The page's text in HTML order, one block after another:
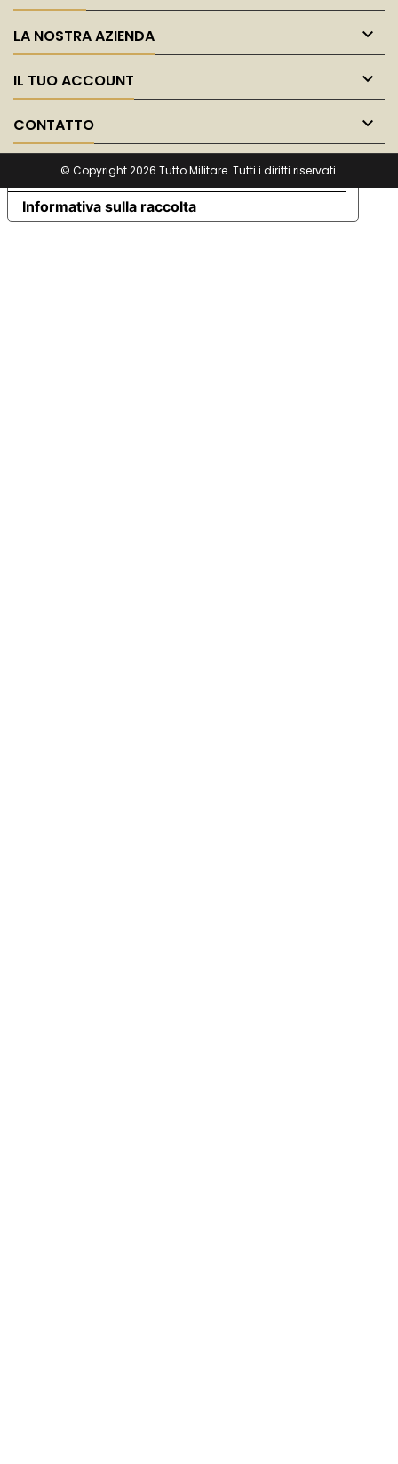
LA NOSTRA AZIENDA 
IL TUO ACCOUNT 
CONTATTO 
© Copyright 2026 Tutto Militare. Tutti i diritti riservati.
Informativa sulla raccolta
Le tue preferenze relative alla privacy